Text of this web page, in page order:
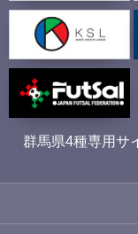
群馬県4種専用サ